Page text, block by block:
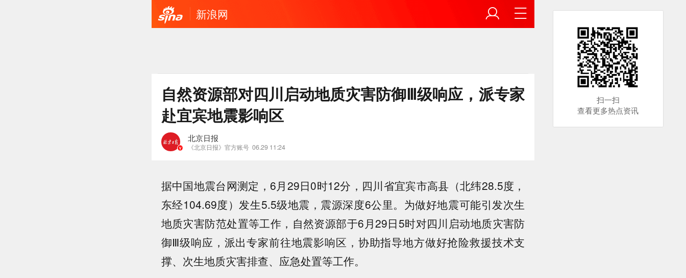
新浪网
自然资源部对四川启动地质灾害防御Ⅲ级响应，派专家
赴宜宾地震影响区
北京日报
《北京日报》官方账号 06.29 11:24
据中国地震台网测定，6月29日0时12分，四川省宜宾市高县（北纬28.5度，
东经104.69度）发生5.5级地震，震源深度6公里。为做好地震可能引发次生
地质灾害防范处置等工作，自然资源部于6月29日5时对四川启动地质灾害防
御Ⅲ级响应，派出专家前往地震影响区，协助指导地方做好抢险救援技术支
撑、次生地质灾害排查、应急处置等工作。
扫一扫
查看更多热点资讯